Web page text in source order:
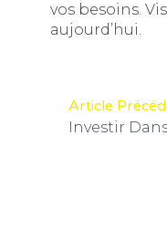
vos besoins.
aujourd’hui.
Article